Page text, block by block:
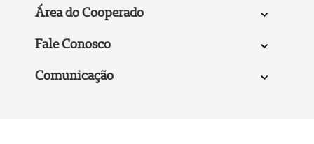
Área do Cooperado
Fale Conosco
Comunicação